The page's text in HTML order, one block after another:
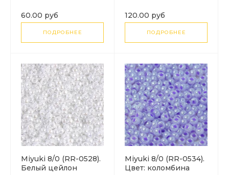
Cobalt).
60.00 руб
ПОДРОБНЕЕ
120.00 руб
ПОДРОБНЕЕ
Miyuki 8/0 (RR-0528).
Белый цейлон
Miyuki 8/0 (RR-0534).
Цвет: коломбина